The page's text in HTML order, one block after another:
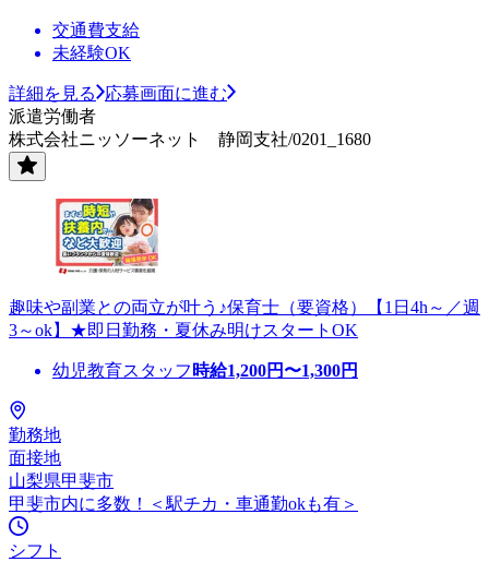
交通費支給
未経験OK
詳細を見る
応募画面に進む
派遣労働者
株式会社ニッソーネット 静岡支社/0201_1680
趣味や副業との両立が叶う♪保育士（要資格）【1日4h～／週
3～ok】★即日勤務・夏休み明けスタートOK
幼児教育スタッフ 時給1,200円〜1,300円
勤務地
面接地
山梨県甲斐市
甲斐市内に多数！＜駅チカ・車通勤okも有＞
シフト